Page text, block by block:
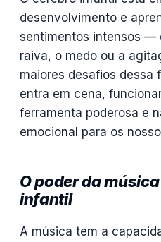
desenvolvimento e
sentimentos intensos —
raiva, o medo ou a
maiores desafios dessa
entra em cena,
ferramenta poderosa e
emocional para os
O poder da
infantil
A música tem a